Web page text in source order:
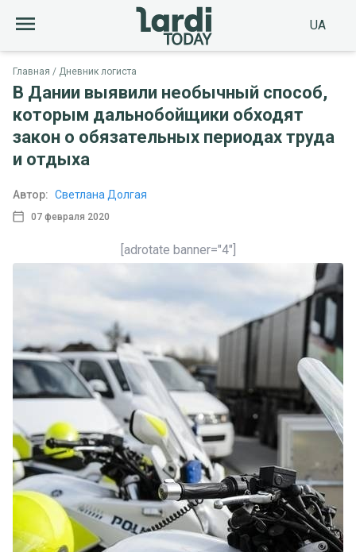
UA
Главная Дневник логиста
В Дании выявили необычный способ,
которым дальнобойщики обходят
закон о обязательных периодах труда
и отдыха
07 февраля 2020
Автор: Светлана Долгая
[adrotate banner="4"]